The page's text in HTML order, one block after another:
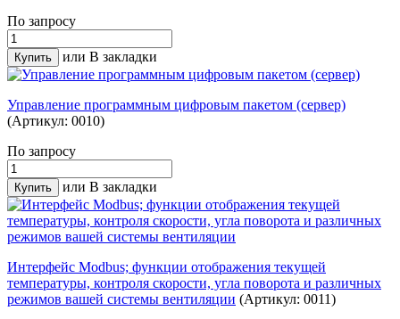
По запросу
или В закладки
Управление программным цифровым пакетом (сервер)
(Артикул: 0010)
По запросу
или В закладки
Интерфейс Modbus; функции отображения текущей
температуры, контроля скорости, угла поворота и различных
режимов вашей системы вентиляции (Артикул: 0011)